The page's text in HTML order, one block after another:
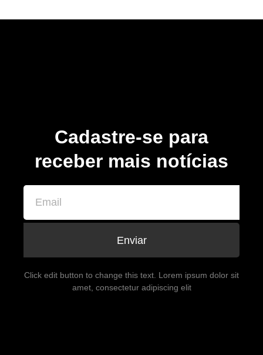
Cadastre-se para
receber mais notícias
Enviar
Click edit button to change this text. Lorem ipsum dolor sit
amet, consectetur adipiscing elit